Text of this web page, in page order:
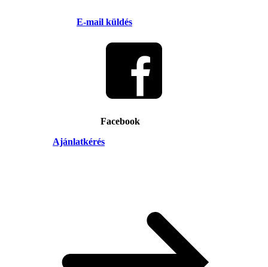
E-mail küldés
Facebook
Ajánlatkérés